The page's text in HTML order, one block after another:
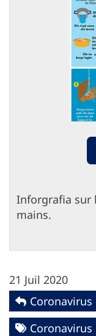
Inforgrafia sur
mains.
21 Juil 2020
Coronavirus